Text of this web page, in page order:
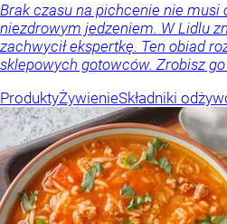
Brak czasu na pichcenie nie
niezdrowym jedzeniem. W Lidlu
zachwycił ekspertkę. Ten obiad
sklepowych gotowców. Zrobisz
ProduktyŻywienieSkładniki